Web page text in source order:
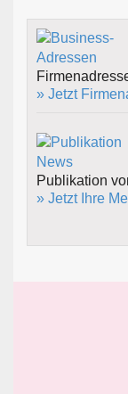
» Jetzt
Publikation
» Jetzt Ihre